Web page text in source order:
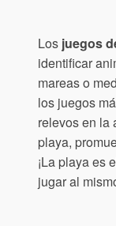
Los juegos
identificar
mareas o
los juegos
relevos en la
playa,
¡La playa es
jugar al